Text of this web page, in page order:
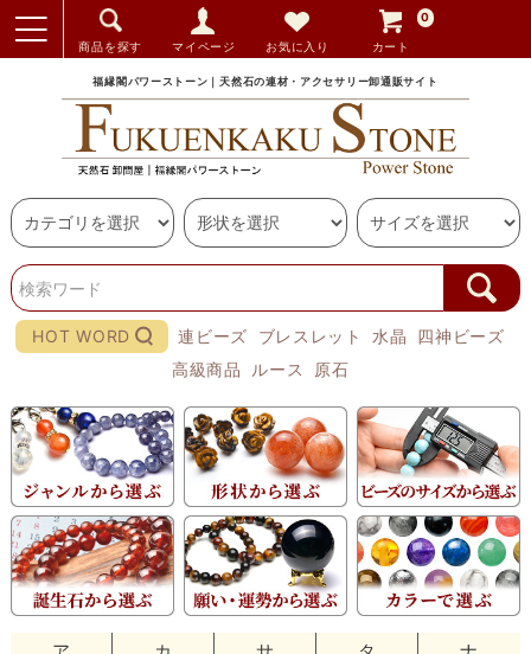
商品を探す マイページ お気に入り カート
0
福縁閣パワーストーン｜天然石の連材・アクセサリー卸通販サイト
HOT WORD 連ビーズ ブレスレット 水晶
四神ビーズ
高級商品
ルース 原石